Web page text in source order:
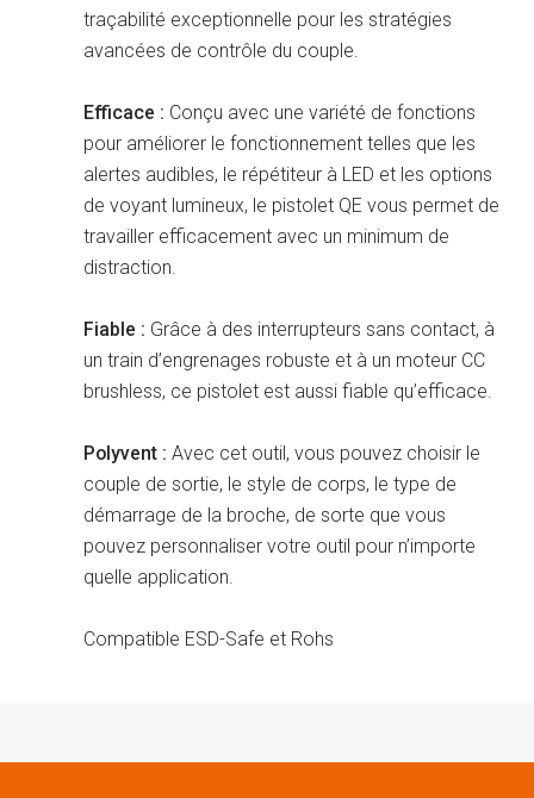
traçabilité exceptionnelle pour les stratégies
avancées de contrôle du couple.
Efficace : Conçu avec une variété de fonctions
pour améliorer le fonctionnement telles que les
alertes audibles, le répétiteur à LED et les options
de voyant lumineux, le pistolet QE vous permet de
travailler efficacement avec un minimum de
distraction.
Fiable : Grâce à des interrupteurs sans contact, à
un train d’engrenages robuste et à un moteur CC
brushless, ce pistolet est aussi fiable qu’efficace.
Polyvent : Avec cet outil, vous pouvez choisir le
couple de sortie, le style de corps, le type de
démarrage de la broche, de sorte que vous
pouvez personnaliser votre outil pour n’importe
quelle application.
Compatible ESD-Safe et Rohs